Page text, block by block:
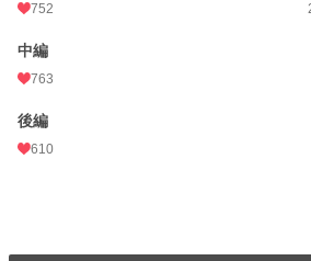
初回公開日時
累計ポイント 390,958 pt (12,615 位)
752
中編
763
後編
610